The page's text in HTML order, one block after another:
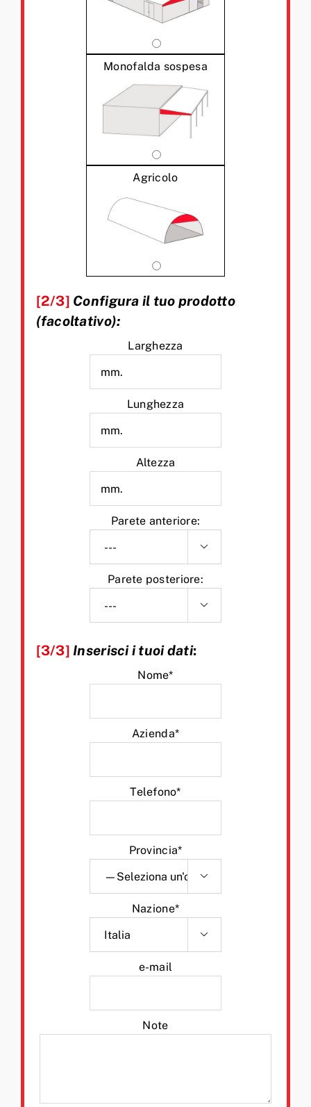
Monofalda sospesa
Agricolo
[2/3] Configura il tuo prodotto
(facoltativo):
Larghezza
Lunghezza
Altezza
Parete anteriore:

Parete posteriore:

[3/3] Inserisci i tuoi dati:
Nome*
Azienda*
Telefono*
Provincia*

Nazione*

e-mail
Note